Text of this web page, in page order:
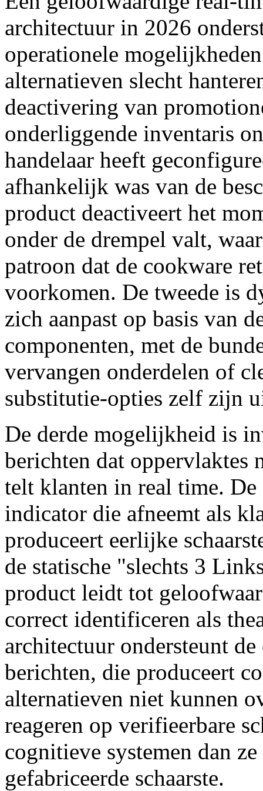
architectuur in 2026
operationele
alternatieven slecht
deactivering van
onderliggende inventaris
handelaar heeft
afhankelijk was van de
product deactiveert het
onder de drempel valt,
patroon dat de cookware
voorkomen. De tweede is
zich aanpast op basis van
componenten, met de
vervangen onderdelen of
substitutie-opties zelf zijn
De derde mogelijkheid is
berichten dat oppervlaktes
telt klanten in real time. De
indicator die afneemt als
produceert eerlijke
de statische "slechts 3
product leidt tot
correct identificeren als
architectuur ondersteunt
berichten, die produceert
alternatieven niet kunnen
reageren op verifieerbare
cognitieve systemen dan
gefabriceerde schaarste.